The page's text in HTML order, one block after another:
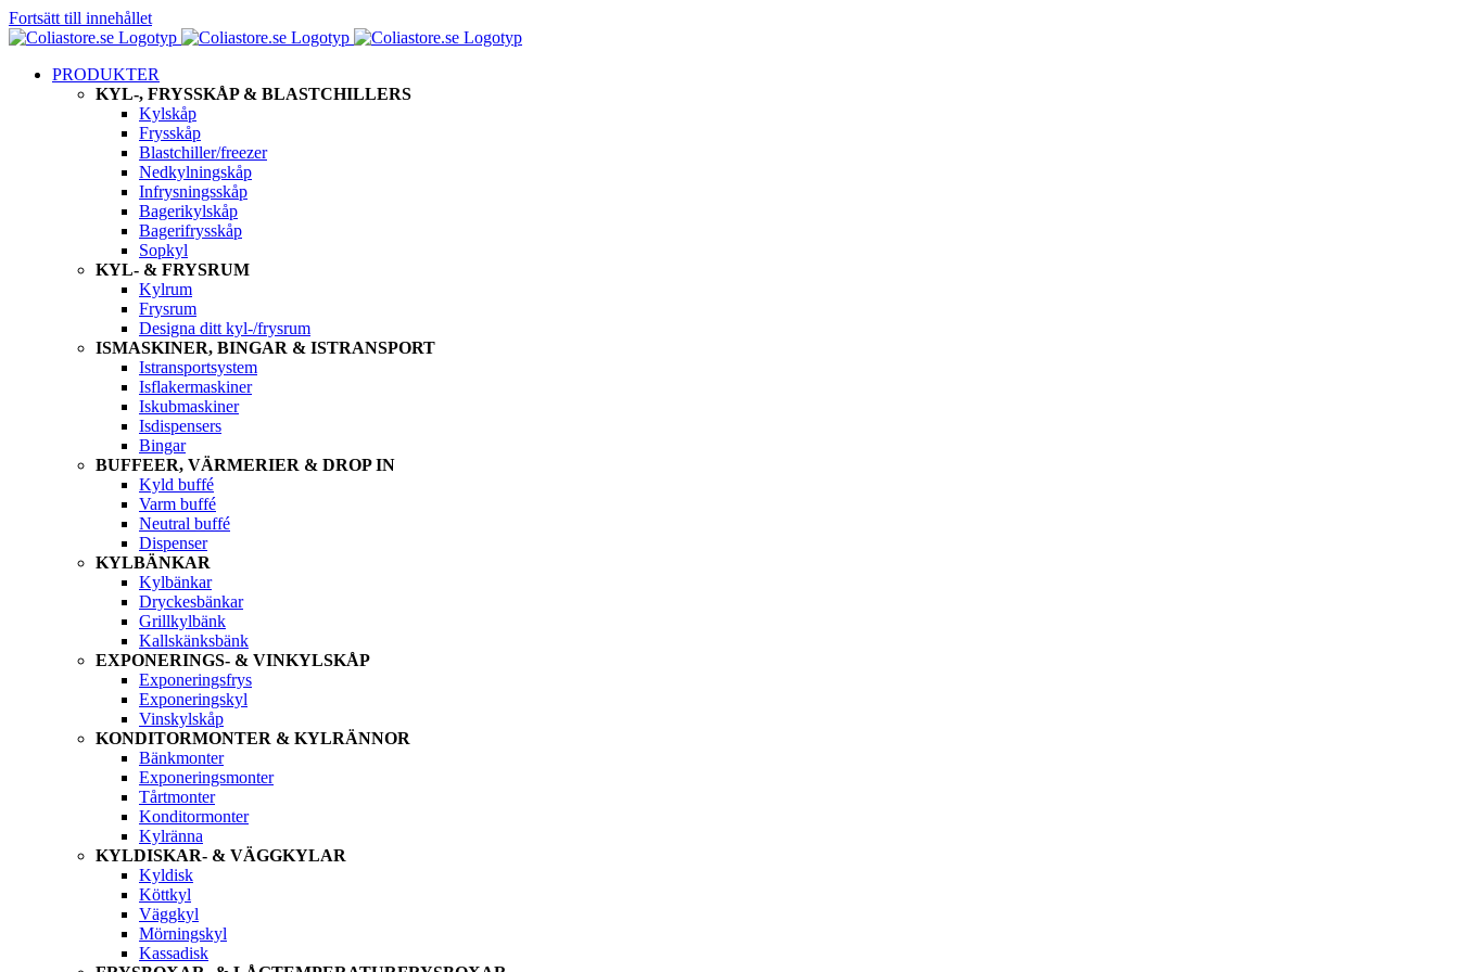
Fortsätt till innehållet
PRODUKTER
KYL-, FRYSSKÅP & BLASTCHILLERS
Kylskåp
Frysskåp
Blastchiller/freezer
Nedkylningskåp
Infrysningsskåp
Bagerikylskåp
Bagerifrysskåp
Sopkyl
KYL- & FRYSRUM
Kylrum
Frysrum
Designa ditt kyl-/frysrum
ISMASKINER, BINGAR & ISTRANSPORT
Istransportsystem
Isflakermaskiner
Iskubmaskiner
Isdispensers
Bingar
BUFFEER, VÄRMERIER & DROP IN
Kyld buffé
Varm buffé
Neutral buffé
Dispenser
KYLBÄNKAR
Kylbänkar
Dryckesbänkar
Grillkylbänk
Kallskänksbänk
EXPONERINGS- & VINKYLSKÅP
Exponeringsfrys
Exponeringskyl
Vinskylskåp
KONDITORMONTER & KYLRÄNNOR
Bänkmonter
Exponeringsmonter
Tårtmonter
Konditormonter
Kylränna
KYLDISKAR- & VÄGGKYLAR
Kyldisk
Köttkyl
Väggkyl
Mörningskyl
Kassadisk